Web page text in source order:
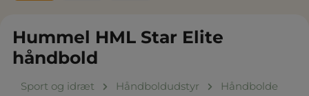
Hummel HML Star Elite
håndbold
Sport og idræt Håndboldudstyr Håndbolde